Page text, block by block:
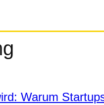
Warum